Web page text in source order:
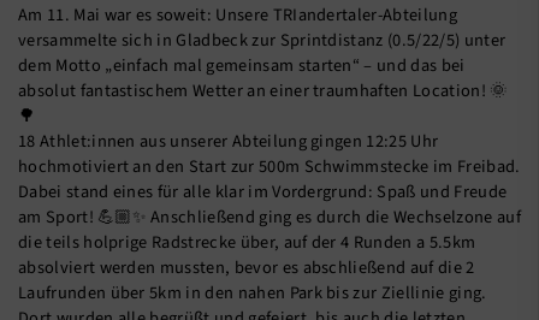
Am 11. Mai war es soweit: Unsere TRIandertaler-Abteilung
versammelte sich in Gladbeck zur Sprintdistanz (0.5/22/5) unter
dem Motto „einfach mal gemeinsam starten“ – und das bei
absolut fantastischem Wetter an einer traumhaften Location! 🌞
🌳
18 Athlet:innen aus unserer Abteilung gingen 12:25 Uhr
hochmotiviert an den Start zur 500m Schwimmstecke im Freibad.
Dabei stand eines für alle klar im Vordergrund: Spaß und Freude
am Sport! 💪🏼✨ Anschließend ging es durch die Wechselzone auf
die teils holprige Radstrecke über, auf der 4 Runden a 5.5km
absolviert werden mussten, bevor es abschließend auf die 2
Laufrunden über 5km in den nahen Park bis zur Ziellinie ging.